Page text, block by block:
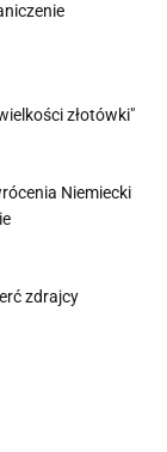
złotówki"
Niemiecki
zdrajcy